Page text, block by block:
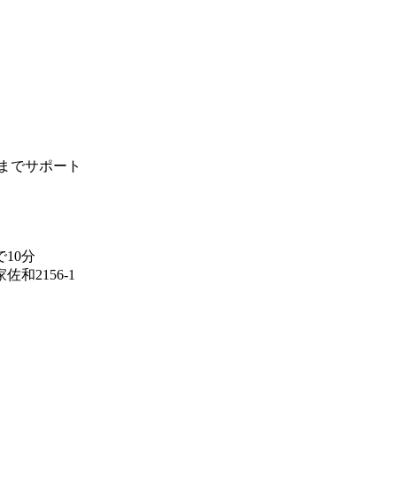
10分
佐和2156-1